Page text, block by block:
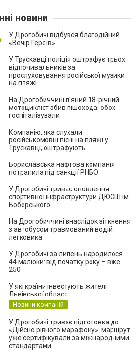
новини
У Дрогобичі відбувся благодійний
«Вечір Героїв»
У Трускавці поліція оштрафує трьох
відпочивальників за
прослуховування російської музики
на пляжі
На Дрогобиччині п'яний 18-річний
мотоцикліст збив пішохода: обох
госпіталізували
Компанію, яка слухали
російськомовні пісні на пляжі у
Трускавці, оштрафують
Бориславська нафтова компанія
потрапила під санкції РНБО
У Дрогобичі триває оновлення
спортивної інфраструктури ДЮСШ ім.
Боберського
На Дрогобиччині внаслідок зіткнення
з автобусом травмований водій
легковика
У Дрогобичі за липень народилося
44 малюки: від початку року – вже
250
У які країни інвестують жителі
Львівської області
Новини компаній
У Дрогобичі триває підготовка до
«Дійсно рівного марафону»: маршрут
уже сертифікували за міжнародними
стандартами